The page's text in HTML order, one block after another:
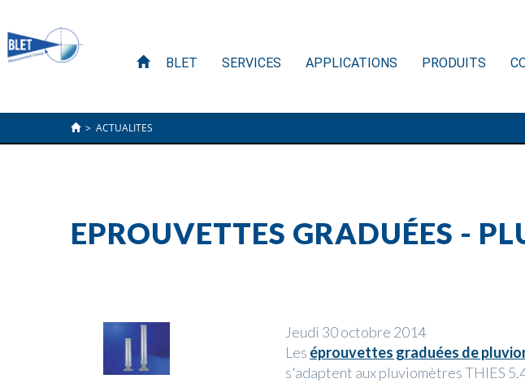
BLET SERVICES APPLICATIONS PRODUITS
> ACTUALITES
EPROUVETTES GRADUÉES -
Jeudi 30 octobre 2014
Les éprouvettes graduées de
s'adaptent aux pluviomètres THIES